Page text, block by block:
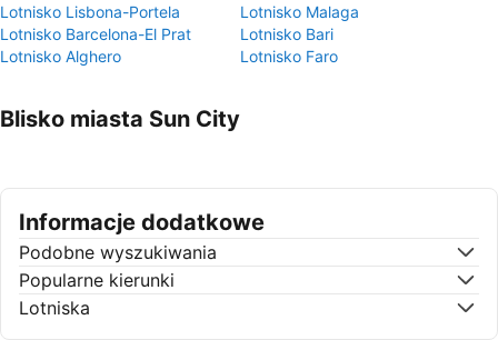
Lotnisko Lisbona-Portela
Lotnisko Malaga
Lotnisko Barcelona-El Prat
Lotnisko Bari
Lotnisko Alghero
Lotnisko Faro
Blisko miasta Sun City
Informacje dodatkowe
Podobne wyszukiwania
Popularne kierunki
Lotniska